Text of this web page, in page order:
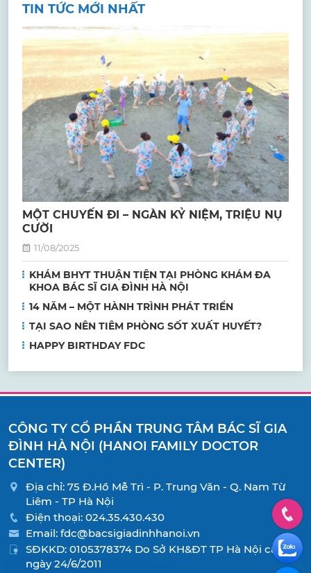
TIN TỨC MỚI NHẤT
MỘT CHUYẾN ĐI – NGÀN KỶ NIỆM, TRIỆU NỤ
CƯỜI
11/08/2025
KHÁM BHYT THUẬN TIỆN TẠI PHÒNG KHÁM ĐA
KHOA BÁC SĨ GIA ĐÌNH HÀ NỘI
14 NĂM – MỘT HÀNH TRÌNH PHÁT TRIỂN
TẠI SAO NÊN TIÊM PHÒNG SỐT XUẤT HUYẾT?
HAPPY BIRTHDAY FDC
CÔNG TY CỔ PHẦN TRUNG TÂM BÁC SĨ GIA
ĐÌNH HÀ NỘI (HANOI FAMILY DOCTOR
CENTER)
Địa chỉ: 75 Đ.Hồ Mễ Trì - P. Trung Văn - Q. Nam Từ
Liêm - TP Hà Nội
Điện thoại: 024.35.430.430
Email: fdc@bacsigiadinhhanoi.vn
SĐKKD: 0105378374 Do Sở KH&ĐT TP Hà Nội cấp
ngày 24/6/2011